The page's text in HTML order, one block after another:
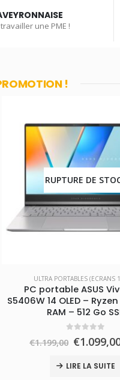
une PME !
!
RUPTURE DE
ULTRA PORTABLES (ECRANS
PC portable ASUS
S5406W 14 OLED –
RAM – 512 Go
€1.199,00 €
LIRE LA SUITE